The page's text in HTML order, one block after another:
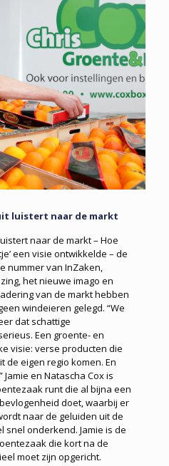
luistert naar de markt
naar de markt – Hoe
een visie ontwikkelde – de
nummer van InZaken,
het nieuwe imago en
van de markt hebben
windeieren gelegd. “We
dat schattige
Een groente- en
visie: verse producten die
de eigen regio komen. En
en Natascha Cox is
runt die al bijna een
doet, waarbij er
naar de geluiden uit de
snel onderkend. Jamie is de
die kort na de
moet zijn opgericht.